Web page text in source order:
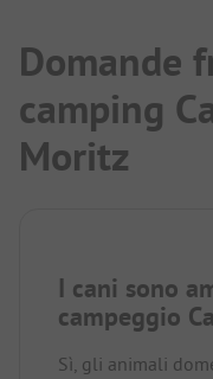
Domande
camping
Moritz
I cani sono
campeggio
Sì, gli animali